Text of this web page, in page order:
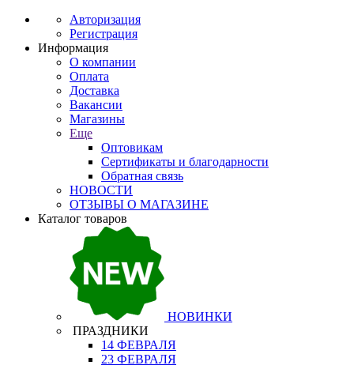
Авторизация
Регистрация
Информация
О компании
Оплата
Доставка
Вакансии
Магазины
Еще
Оптовикам
Сертификаты и благодарности
Обратная связь
НОВОСТИ
ОТЗЫВЫ О МАГАЗИНЕ
Каталог товаров
НОВИНКИ
ПРАЗДНИКИ
14 ФЕВРАЛЯ
23 ФЕВРАЛЯ